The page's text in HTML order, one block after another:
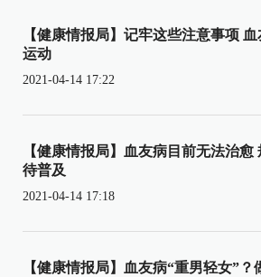
【健康情报局】记牢这些注意事项
运动
2021-04-14 17:22
【健康情报局】血友病目前无法治
待普及
2021-04-14 17:18
【健康情报局】血友病“重男轻女”